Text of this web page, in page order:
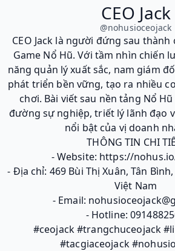
CEO Jack
@nohusioceojack
CEO Jack là người đứng sau
Game Nổ Hũ. Với tầm nhìn chiến
năng quản lý xuất sắc, nam giám
phát triển bền vững, tạo ra nhiều
chơi. Bài viết sau nền tảng Nổ
đường sự nghiệp, triết lý lãnh đạo
nổi bật của vị doanh
THÔNG TIN CHI
- Website: https://
- Địa chỉ: 469 Bùi Thị Xuân, Tân
Việt Nam
- Email:
- Hotline:
#ceojack #trangchuceojack
#tacgiaceojack